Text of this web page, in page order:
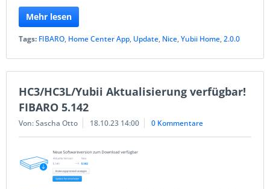
Mehr lesen
Tags: FIBARO, Home Center App, Update, Nice,Yubii Home,2.0.0
HC3/HC3L/Yubii Aktualisierung verfügbar!
FIBARO 5.142
Von: Sascha Otto 18.10.23 14:00 0 Kommentare